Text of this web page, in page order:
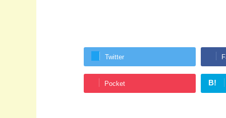
Twitter
Pocket B!